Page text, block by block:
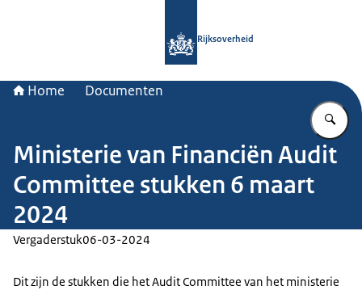
Rijksoverheid
Home Documenten
Ministerie van Financiën Audit
Committee stukken 6 maart
2024
Vergaderstuk06-03-2024
Dit zijn de stukken die het Audit Committee van het ministerie